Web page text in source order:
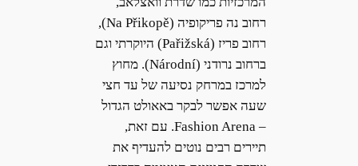
רחוב נה פריקופיה (Na Přikopě),
רחוב פריז (Pařižská) היוקרתי וגם
ברחוב נרודני (Národní). מחוץ
למרכז במרחק נסיעה של עד חצי
שעה אפשר לבקר באאולט הגדול
– Fashion Arena. עם זאת,
תיירים רבים נוטים להעדיף את